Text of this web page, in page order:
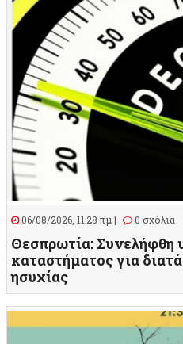
06/08/2026, 11:28 πμ | 0 σχόλια
Θεσπρωτία: Συνελήφθη
καταστήματος για
ησυχίας